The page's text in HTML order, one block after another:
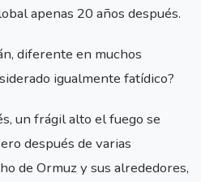
apenas 20 años después.
diferente en muchos
igualmente fatídico?
un frágil alto el fuego se
después de varias
de Ormuz y sus alrededores,